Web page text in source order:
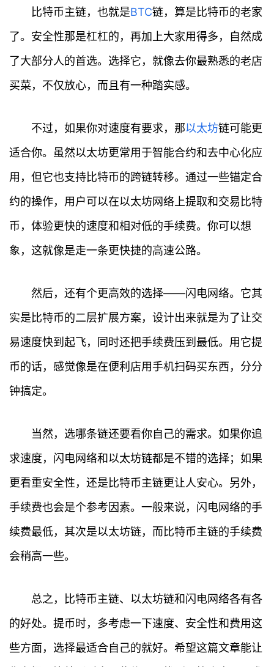
页
快
比特币主链，也就是BTC链，算是比特币的老家
了。安全性那是杠杠的，再加上大家用得多，自然成
了大部分人的首选。选择它，就像去你最熟悉的老店
买菜，不仅放心，而且有一种踏实感。
不过，如果你对速度有要求，那以太坊链可能更
适合你。虽然以太坊更常用于智能合约和去中心化应
用，但它也支持比特币的跨链转移。通过一些锚定合
约的操作，用户可以在以太坊网络上提取和交易比特
币，体验更快的速度和相对低的手续费。你可以想
象，这就像是走一条更快捷的高速公路。
然后，还有个更高效的选择——闪电网络。它其
实是比特币的二层扩展方案，设计出来就是为了让交
易速度快到起飞，同时还把手续费压到最低。用它提
币的话，感觉像是在便利店用手机扫码买东西，分分
钟搞定。
当然，选哪条链还要看你自己的需求。如果你追
求速度，闪电网络和以太坊链都是不错的选择；如果
更看重安全性，还是比特币主链更让人安心。另外，
手续费也会是个参考因素。一般来说，闪电网络的手
续费最低，其次是以太坊链，而比特币主链的手续费
会稍高一些。
总之，比特币主链、以太坊链和闪电网络各有各
的好处。提币时，多考虑一下速度、安全性和费用这
些方面，选择最适合自己的就好。希望这篇文章能让